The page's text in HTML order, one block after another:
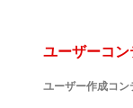
ユーザーコン
ユーザー作成コン